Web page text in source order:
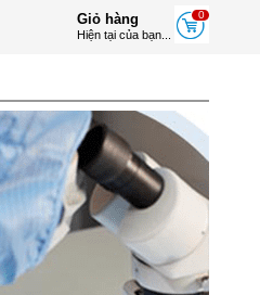
0
Giỏ hàng
Hiện tại của bạn...